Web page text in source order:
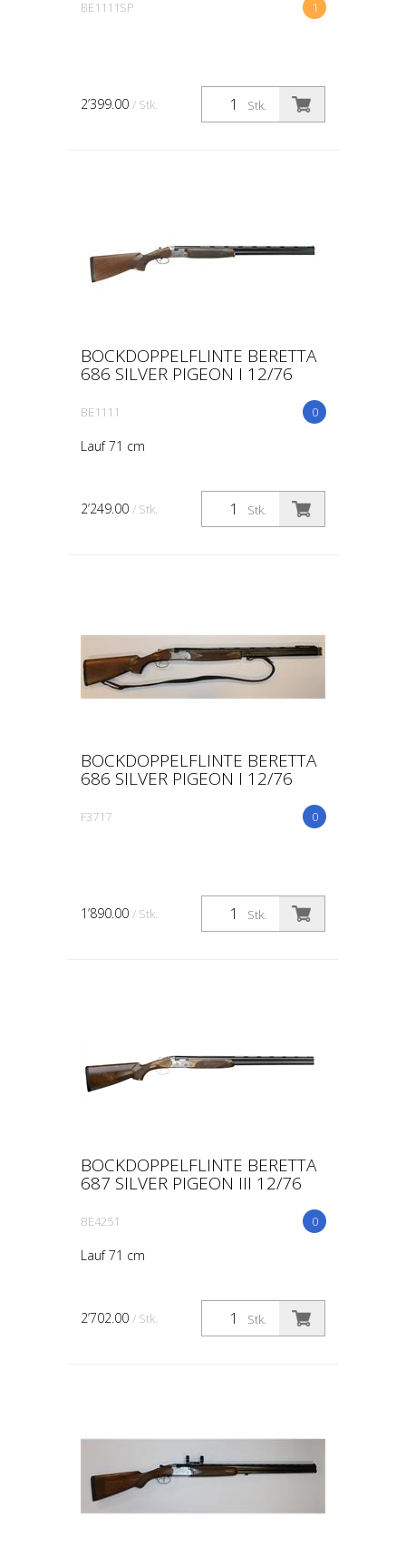
1
BE1111SP
Stk.
2’399.00 / Stk.
BOCKDOPPELFLINTE BERETTA
686 SILVER PIGEON I 12/76
0
BE1111
Lauf 71 cm
Stk.
2’249.00 / Stk.
BOCKDOPPELFLINTE BERETTA
686 SILVER PIGEON I 12/76
0
F3717
Stk.
1’890.00 / Stk.
BOCKDOPPELFLINTE BERETTA
687 SILVER PIGEON III 12/76
0
BE4251
Lauf 71 cm
Stk.
2’702.00 / Stk.